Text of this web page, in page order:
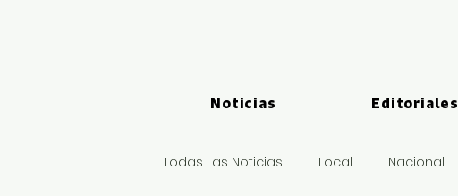
Noticias Editoriales
Todas Las Noticias Local Nacional